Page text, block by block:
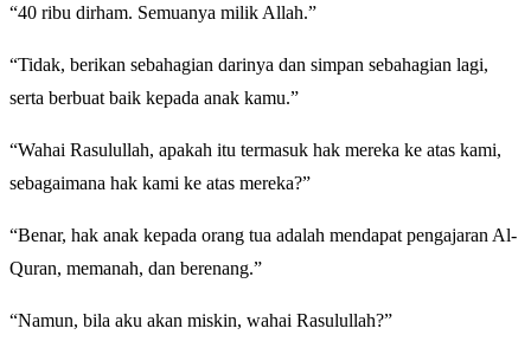
“40 ribu dirham. Semuanya milik Allah.”
“Tidak, berikan sebahagian darinya dan simpan sebahagian lagi,
serta berbuat baik kepada anak kamu.”
“Wahai Rasulullah, apakah itu termasuk hak mereka ke atas kami,
sebagaimana hak kami ke atas mereka?”
“Benar, hak anak kepada orang tua adalah mendapat pengajaran Al-
Quran, memanah, dan berenang.”
“Namun, bila aku akan miskin, wahai Rasulullah?”